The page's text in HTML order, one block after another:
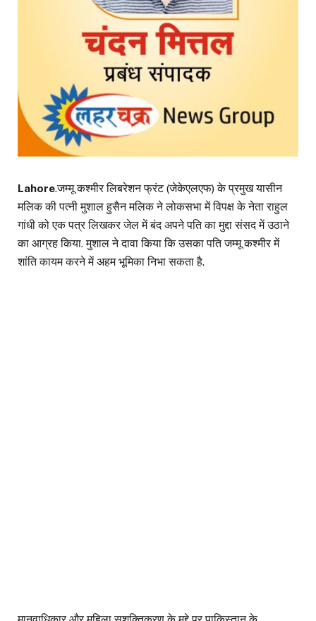
Lahore.जम्मू कश्मीर लिबरेशन फ्रंट (जेकेएलएफ) के प्रमुख यासीन
मलिक की पत्नी मुशाल हुसैन मलिक ने लोकसभा में विपक्ष के नेता राहुल
गांधी को एक पत्र लिखकर जेल में बंद अपने पति का मुद्दा संसद में उठाने
का आग्रह किया. मुशाल ने दावा किया कि उसका पति जम्मू कश्मीर में
शांति कायम करने में अहम भूमिका निभा सकता है.